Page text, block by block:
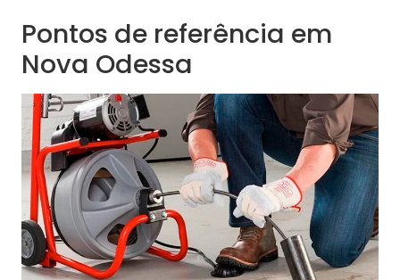
Pontos de referência em
Nova Odessa